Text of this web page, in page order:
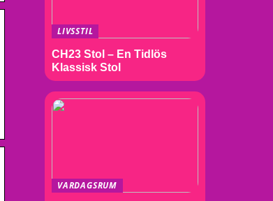
LIVSSTIL
CH23 Stol – En Tidlös
Klassisk Stol
VARDAGSRUM